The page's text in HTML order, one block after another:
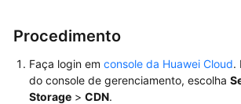
negra
ou
lista
branca
Procedimento
Faça login em console da Huawei Cloud.
do console de gerenciamento, escolha
Storage > CDN.